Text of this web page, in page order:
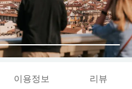
이용정보 리뷰